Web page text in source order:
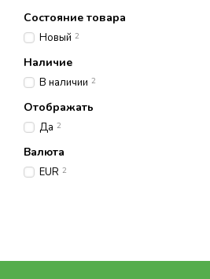
Состояние товара
Новый 2
Наличие
В наличии 2
Отображать
Да 2
Валюта
EUR 2